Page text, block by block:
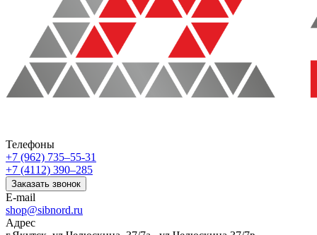
Телефоны
+7 (962) 735‒55-31
+7 (4112) 390‒285
Заказать звонок
E-mail
shop@sibnord.ru
Адрес